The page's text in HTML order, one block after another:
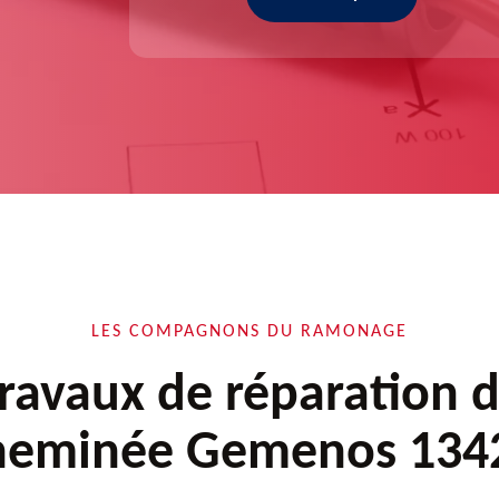
LES COMPAGNONS DU RAMONAGE
de réparation
Gemenos